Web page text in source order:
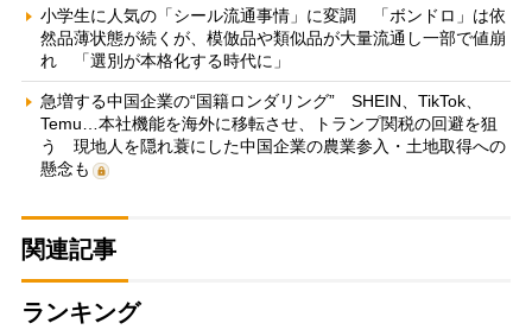
小学生に人気の「シール流通事情」に変調 「ボンドロ」は依
然品薄状態が続くが、模倣品や類似品が大量流通し一部で値崩
れ 「選別が本格化する時代に」
急増する中国企業の“国籍ロンダリング” SHEIN、TikTok、
Temu…本社機能を海外に移転させ、トランプ関税の回避を狙
う 現地人を隠れ蓑にした中国企業の農業参入・土地取得への
懸念も
関連記事
ランキング